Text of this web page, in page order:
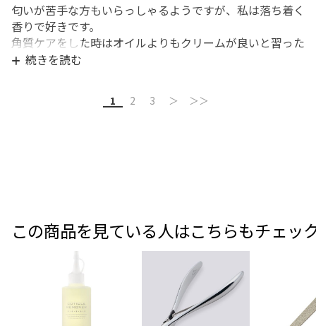
匂いが苦手な方もいらっしゃるようですが、私は落ち着く
香りで好きです。
角質ケアをした時はオイルよりもクリームが良いと習った
ので、お客様と自分にもしようしています。
続きを読む
1 2 3 ＞ ＞＞
この商品を見ている人はこちらもチェッ